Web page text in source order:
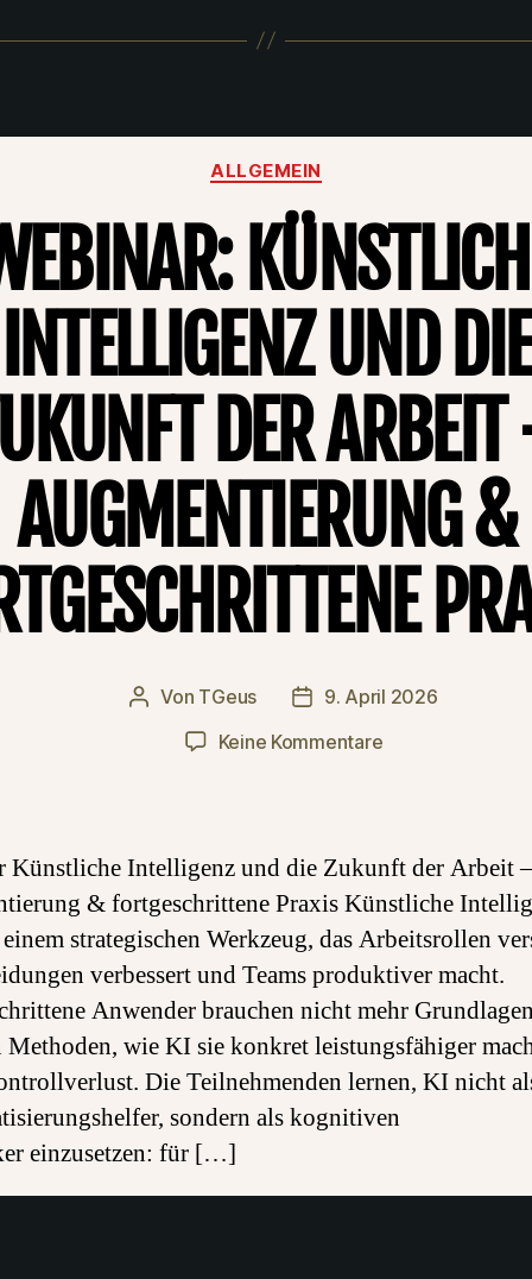
Kategorien
ALLGEMEIN
INTELLIGENZ UND DIE
DER
AUGMENTIERUNG &
Beitragsautor
Von TGeus Beitragsdatum
9. April 2026
Keine Kommentarezu
und
die
Zukunft
der
Arbeit
–
Augmentierung
&
fortgeschrittene
Praxis
Künstliche Intelligenz und die Zukunft der Arbeit –
& fortgeschrittene Praxis Künstliche
strategischen Werkzeug, das Arbeitsrollen
verbessert und Teams produktiver macht.
Anwender brauchen nicht mehr
Methoden, wie KI sie konkret leistungsfähiger
Die Teilnehmenden lernen, KI nicht
sondern als kognitiven
einzusetzen: für […]